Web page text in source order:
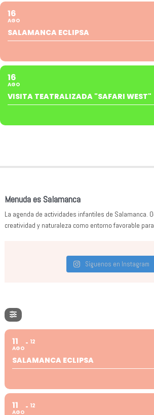
16
AGO
SALAMANCA ECLIPSA
16
AGO
VISITA TEATRALIZADA "SAFARI WEST"
Menuda es Salamanca
La agenda de actividades infantiles de Salamanca.
creatividad y naturaleza como entorno favorable
Síguenos en Instagram
11
AGO
12
SALAMANCA ECLIPSA
11
AGO
12